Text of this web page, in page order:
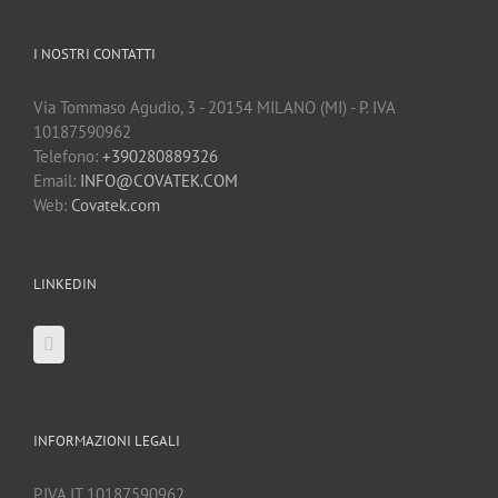
I NOSTRI CONTATTI
Via Tommaso Agudio, 3 - 20154 MILANO (MI) - P. IVA
10187590962
Telefono: +390280889326
Email: INFO@COVATEK.COM
Web: Covatek.com
LINKEDIN
INFORMAZIONI LEGALI